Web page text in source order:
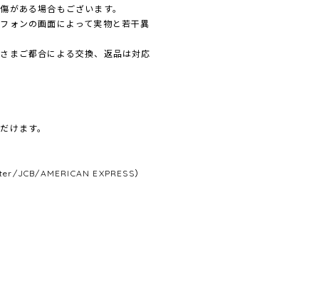
がある場合もございます。
ォンの画面によって実物と若干異
まご都合による交換、返品は対応
けます。
JCB/AMERICAN EXPRESS）